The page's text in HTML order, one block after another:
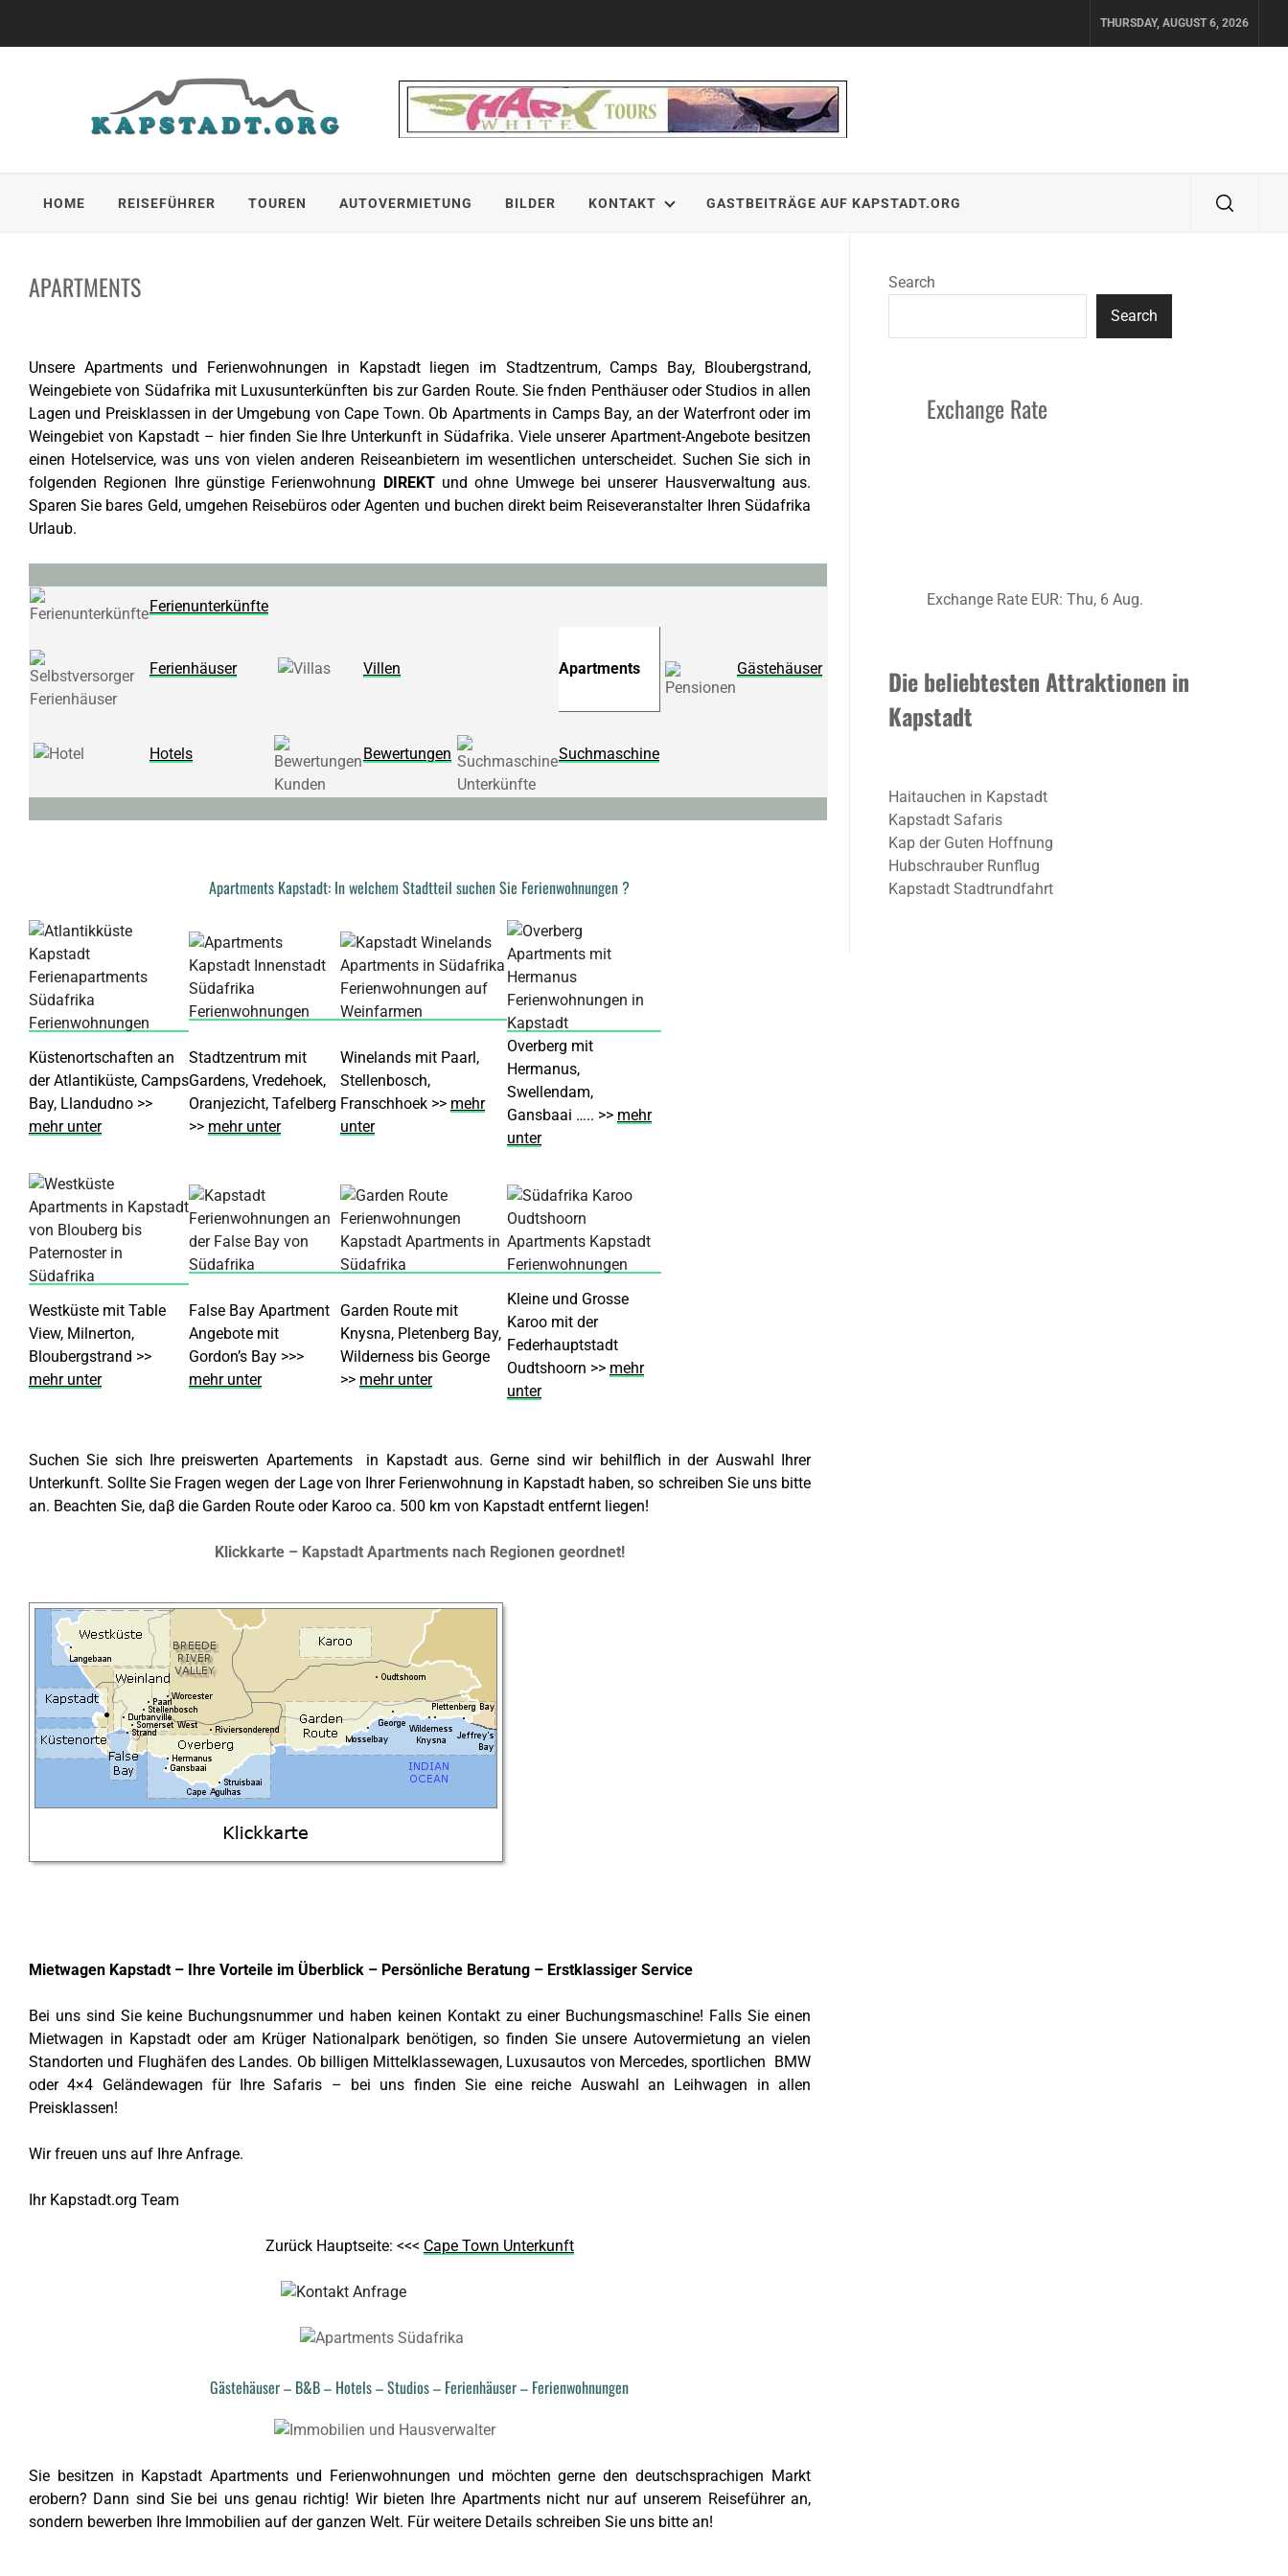
THURSDAY, AUGUST 6, 2026
HOME REISEFÜHRER TOUREN AUTOVERMIETUNG BILDER KONTAKT GASTBEITRÄGE AUF KAPSTADT.ORG
APARTMENTS
Unsere Apartments und Ferienwohnungen in Kapstadt liegen im Stadtzentrum, Camps Bay, Bloubergstrand,
Weingebiete von Südafrika mit Luxusunterkünften bis zurGarden Route. Sie fnden Penthäuser oder Studios in allen
Lagen und Preisklassen in der Umgebung von Cape Town. Ob Apartments in Camps Bay, an der Waterfront oder im
Weingebiet von Kapstadt – hier finden Sie Ihre Unterkunft in Südafrika. Viele unserer Apartment-Angebote besitzen
einen Hotelservice, was uns von vielen anderen Reiseanbietern im wesentlichen unterscheidet. Suchen Sie sich in
folgenden Regionen Ihre günstige Ferienwohnung DIREKTund ohne Umwege bei unserer Hausverwaltung aus.
Sparen Sie bares Geld, umgehen Reisebüros oder Agenten und buchen direkt beim Reiseveranstalter Ihren Südafrika
Urlaub.
Ferienunterkünfte
Ferienhäuser Villen Apartments Gästehäuser
Hotels Bewertungen Suchmaschine
Apartments Kapstadt: In welchem Stadtteil suchen Sie Ferienwohnungen ?
Küstenortschaften an
der Atlantiküste, Camps
Bay, Llandudno >>
mehr unter
Stadtzentrum mit
Gardens, Vredehoek,
Oranjezicht, Tafelberg
>> mehr unter
Winelands mit Paarl,
Stellenbosch,
Franschhoek >> mehr
unter
Overberg mit
Hermanus,
Swellendam,
Gansbaai ….. >> mehr
unter
Westküste mit Table
View, Milnerton,
Bloubergstrand >>
mehr unter
False Bay Apartment
Angebote mit
Gordon’s Bay >>>
mehr unter
Garden Route mit
Knysna, Pletenberg Bay,
Wilderness bis George
>> mehr unter
Kleine und Grosse
Karoo mit der
Federhauptstadt
Oudtshoorn >> mehr
unter
Suchen Sie sich Ihre preiswerten Apartements in Kapstadt aus. Gerne sind wir behilflich in der Auswahl Ihrer
Unterkunft. Sollte Sie Fragen wegen der Lage von Ihrer Ferienwohnung in Kapstadt haben, so schreiben Sie uns bitte
an. Beachten Sie, daβ die Garden Route oder Karoo ca. 500 km von Kapstadt entfernt liegen!
Klickkarte – Kapstadt Apartments nach Regionen geordnet!
Mietwagen Kapstadt – Ihre Vorteile im Überblick – Persönliche Beratung – Erstklassiger Service
Bei uns sind Sie keine Buchungsnummer und haben keinen Kontakt zu einer Buchungsmaschine! Falls Sie einen
Mietwagen in Kapstadt oder am Krüger Nationalpark benötigen, so finden Sie unsere Autovermietung an vielen
Standorten und Flughäfen des Landes. Ob billigen Mittelklassewagen, Luxusautos von Mercedes, sportlichen BMW
oder 4×4 Geländewagen für Ihre Safaris – bei uns finden Sie eine reiche Auswahl an Leihwagen in allen
Preisklassen!
Wir freuen uns auf Ihre Anfrage.
Ihr Kapstadt.org Team
Zurück Hauptseite: <<< Cape Town Unterkunft
Gästehäuser – B&B – Hotels – Studios – Ferienhäuser – Ferienwohnungen
Sie besitzen in Kapstadt Apartments und Ferienwohnungen und möchten gerne den deutschsprachigen Markt
erobern? Dann sind Sie bei uns genau richtig! Wir bieten Ihre Apartments nicht nur auf unserem Reiseführer an,
sondern bewerben Ihre Immobilien auf der ganzen Welt. Für weitere Details schreiben Sie uns bitte an!
Search
Search
Exchange Rate
Exchange Rate EUR: Thu, 6 Aug.
Die beliebtesten Attraktionen in
Kapstadt
Haitauchen in Kapstadt
Kapstadt Safaris
Kap der Guten Hoffnung
Hubschrauber Runflug
Kapstadt Stadtrundfahrt